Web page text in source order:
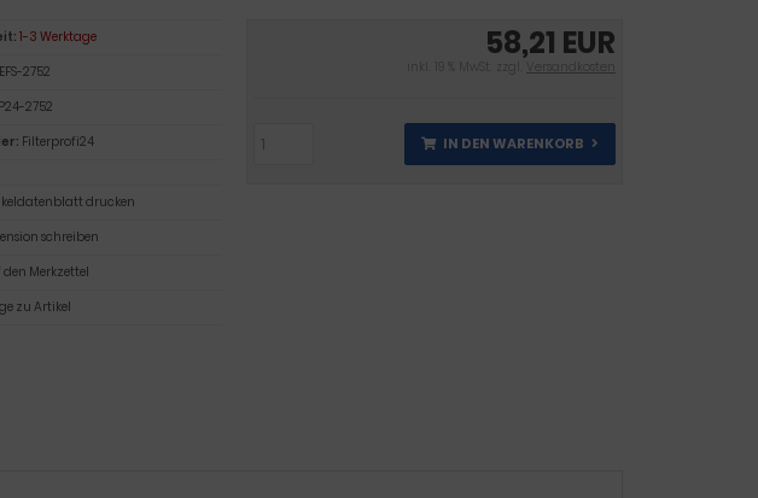
58,21 EUR
inkl. 19 % MwSt. zzgl. Versandkosten
IN DEN WARENKORB
1-3 Werktage
EFS-2752
2752
Filterprofi24
drucken
schreiben
zu Artikel